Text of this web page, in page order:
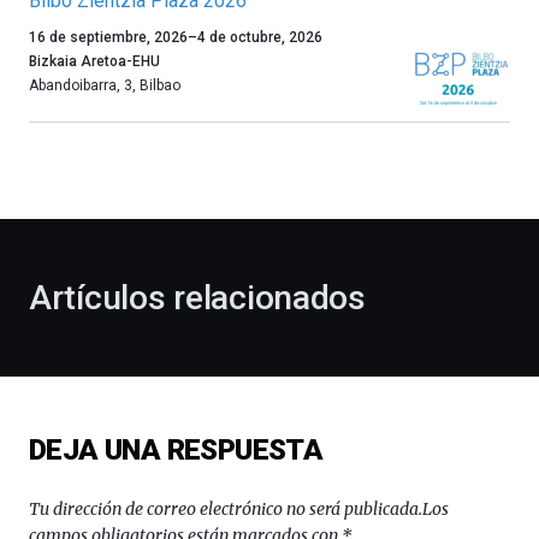
Un
año
más,
celebración
novena
Bilbo
(BZP),
16 de septiembre, 2026–4 de octubre, 2026
Bizkaia Aretoa-EHU
Abandoibarra, 3, Bilbao
Artículos relacionados
DEJA UNA RESPUESTA
Tu dirección de correo electrónico no será publicada.Los